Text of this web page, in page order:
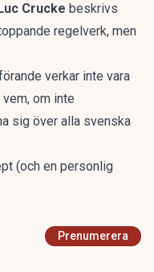
Crucke beskrivs
regelverk, men
verkar inte vara
om inte
sig över alla svenska
(och en personlig
Prenumerera